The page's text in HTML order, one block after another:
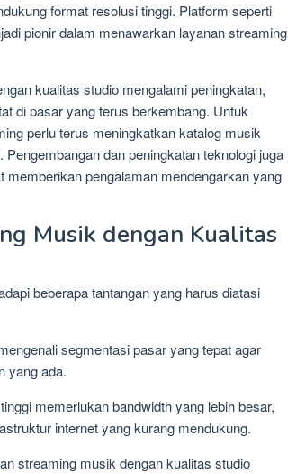
format resolusi tinggi. Platform seperti
pionir dalam menawarkan layanan streaming
kualitas studio mengalami peningkatan,
di pasar yang terus berkembang. Untuk
perlu terus meningkatkan katalog musik
dan peningkatan teknologi juga
pengalaman mendengarkan yang
Musik dengan Kualitas
beberapa tantangan yang harus diatasi
segmentasi pasar yang tepat agar
yang ada.
memerlukan bandwidth yang lebih besar,
internet yang kurang mendukung.
streaming musik dengan kualitas studio